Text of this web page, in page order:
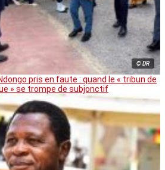
© DR
pris en faute : quand le « tribun de
» se trompe de subjonctif